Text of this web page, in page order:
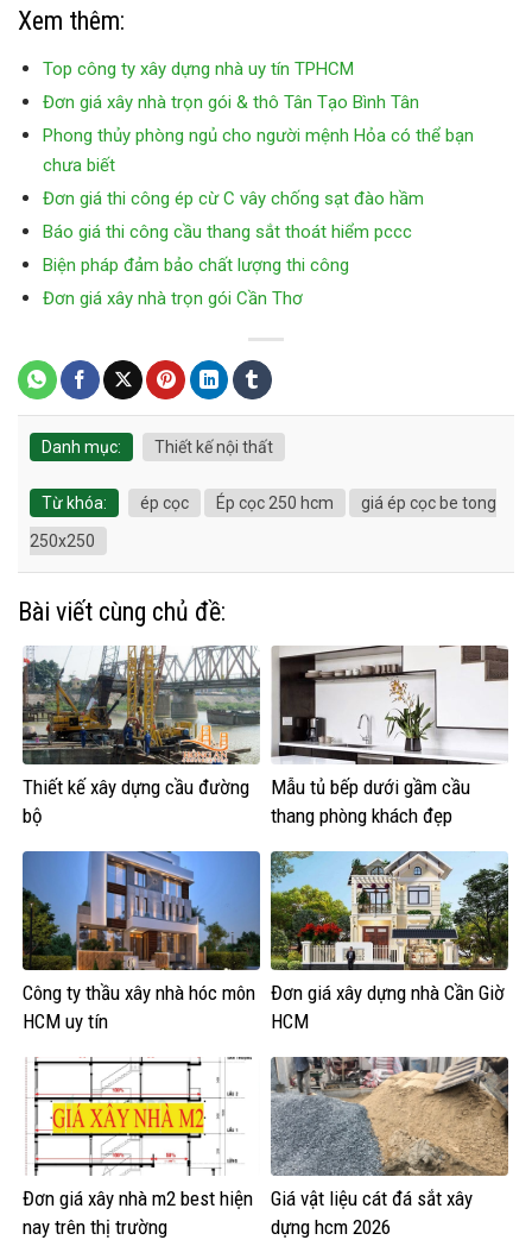
Xem thêm:
Top công ty xây dựng nhà uy tín TPHCM
Đơn giá xây nhà trọn gói & thô Tân Tạo Bình Tân
Phong thủy phòng ngủ cho người mệnh Hỏa có thể bạn
chưa biết
Đơn giá thi công ép cừ C vây chống sạt đào hầm
Báo giá thi công cầu thang sắt thoát hiểm pccc
Biện pháp đảm bảo chất lượng thi công
Đơn giá xây nhà trọn gói Cần Thơ
Danh mục: Thiết kế nội thất
Từ khóa: ép cọc Ép cọc 250 hcm
giá ép cọc be tong
250x250
Bài viết cùng chủ đề:
Thiết kế xây dựng cầu đường
bộ
Mẫu tủ bếp dưới gầm cầu
thang phòng khách đẹp
Công ty thầu xây nhà hóc môn
HCM uy tín
Đơn giá xây dựng nhà Cần Giờ
HCM
Đơn giá xây nhà m2 best hiện
nay trên thị trường
Giá vật liệu cát đá sắt xây
dựng hcm 2026